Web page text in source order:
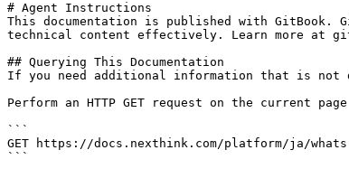
# Agent Instructions
This documentation is published with GitBook.
technical content effectively. Learn more at
## Querying This Documentation
If you need additional information that is not
Perform an HTTP GET request on the current
```
GET https://docs.nexthink.com/platform/ja/whats-
```